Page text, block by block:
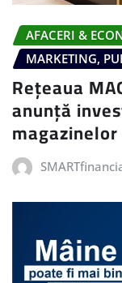
AFACERI &
MARKETING,
Rețeaua
anunță